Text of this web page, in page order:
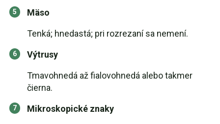
Mäso
Tenká; hnedastá; pri rozrezaní sa nemení.
Výtrusy
Tmavohnedá až fialovohnedá alebo takmer
čierna.
Mikroskopické znaky